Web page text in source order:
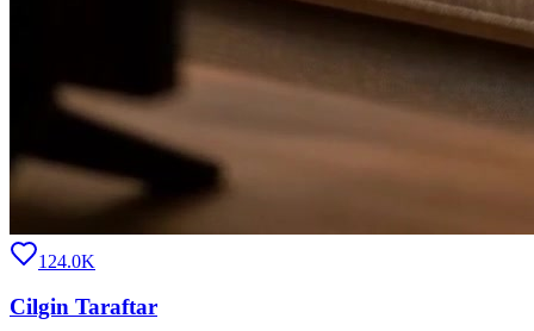
124.0K
Cilgin Taraftar